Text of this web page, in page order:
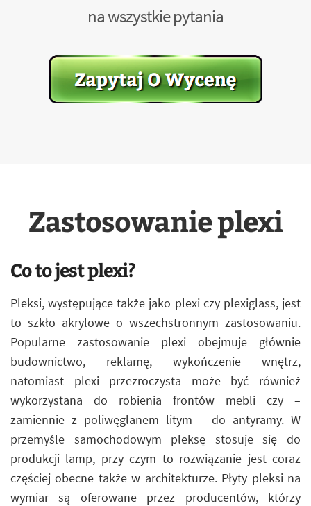
na wszystkie pytania
Zastosowanie plexi
Co to jest plexi?
Pleksi, występujące także jako plexi czy plexiglass, jest
to szkło akrylowe o wszechstronnym zastosowaniu.
Popularne zastosowanie plexi obejmuje głównie
budownictwo, reklamę, wykończenie wnętrz,
natomiast plexi przezroczysta może być również
wykorzystana do robienia frontów mebli czy –
zamiennie z poliwęglanem litym – do antyramy. W
przemyśle samochodowym pleksę stosuje się do
produkcji lamp, przy czym to rozwiązanie jest coraz
częściej obecne także w architekturze. Płyty pleksi na
wymiar są oferowane przez producentów, którzy